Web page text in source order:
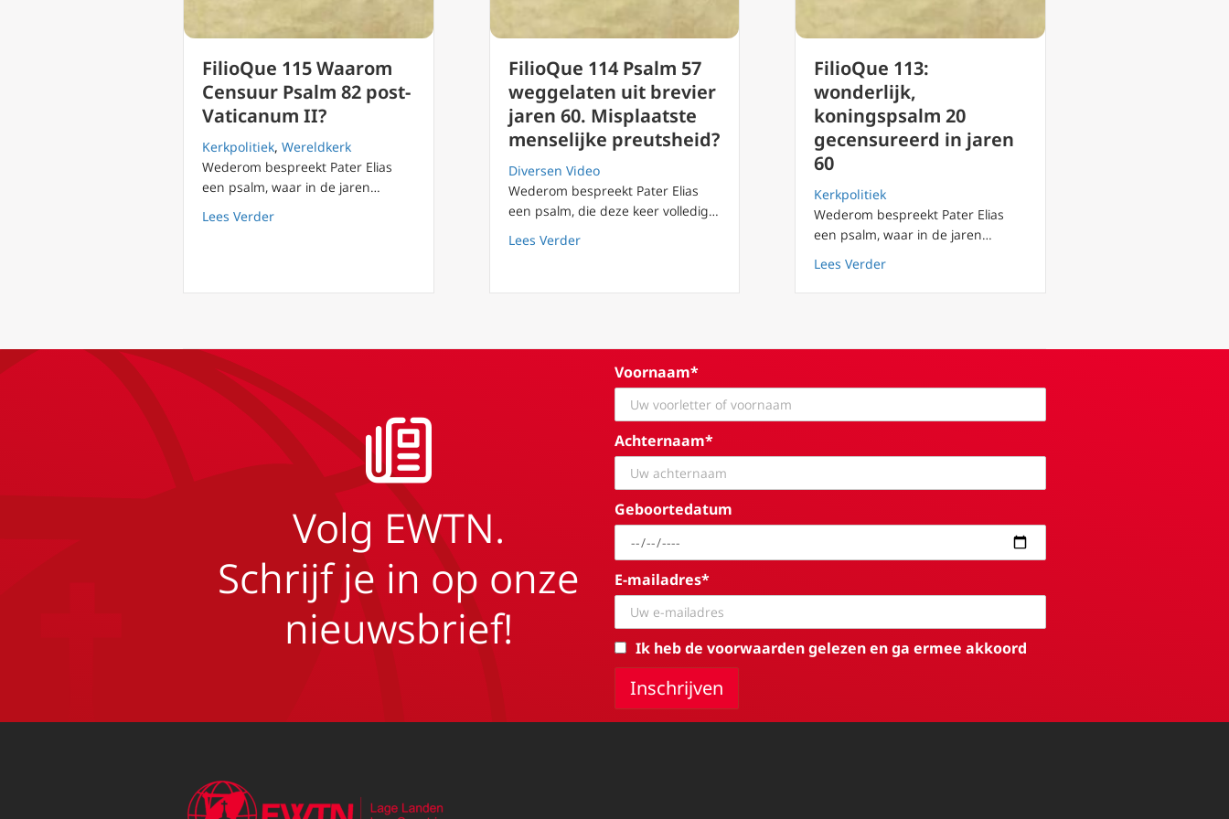
FilioQue 115 Waarom
Censuur Psalm 82 post-
Vaticanum II?
Kerkpolitiek, Wereldkerk
Wederom bespreekt Pater Elias
een psalm, waar in de jaren…
Lees Verderabout FilioQue 115 Waarom Censuur Psalm 82 post-Vaticanum II?
FilioQue 114 Psalm 57
weggelaten uit brevier
jaren 60. Misplaatste
menselijke preutsheid?
Diversen Video
Wederom bespreekt Pater Elias
een psalm, die deze keer volledig…
Lees Verderabout FilioQue 114 Psalm 57 weggelaten uit brevier jaren 60. Misplaatste menselijke preutsheid?
FilioQue 113:
wonderlijk,
koningspsalm 20
gecensureerd in jaren
60
Kerkpolitiek
Wederom bespreekt Pater Elias
een psalm, waar in de jaren…
Lees Verderabout FilioQue 113: wonderlijk, koningspsalm 20
Volg EWTN.
Schrijf je in op onze
nieuwsbrief!
Voornaam*
Achternaam*
Geboortedatum
E-mailadres*
Ik heb de voorwaarden gelezen en ga ermee akkoord